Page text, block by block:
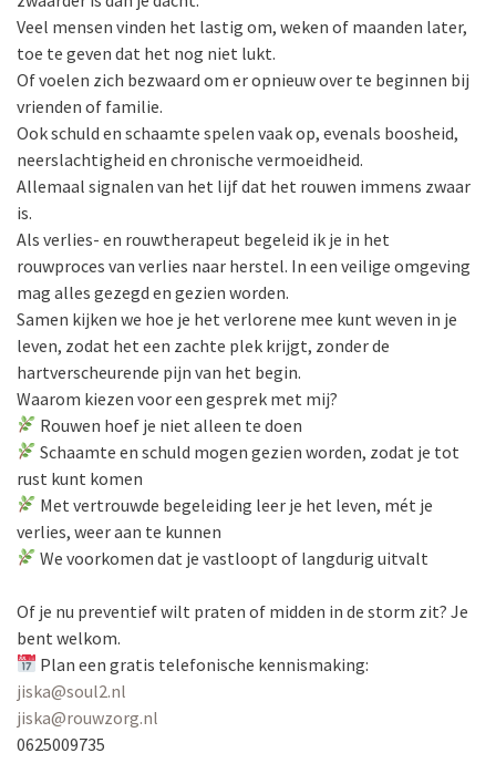
Veel mensen vinden het lastig om, weken of maanden later,
toe te geven dat het nog niet lukt.
Of voelen zich bezwaard om er opnieuw over te beginnen bij
vrienden of familie.
Ook schuld en schaamte spelen vaak op, evenals boosheid,
neerslachtigheid en chronische vermoeidheid.
Allemaal signalen van het lijf dat het rouwen immens zwaar
is.
Als verlies- en rouwtherapeut begeleid ik je in het
rouwproces van verlies naar herstel. In een veilige omgeving
mag alles gezegd en gezien worden.
Samen kijken we hoe je het verlorene mee kunt weven in je
leven, zodat het een zachte plek krijgt, zonder de
hartverscheurende pijn van het begin.
Waarom kiezen voor een gesprek met mij?
Rouwen hoef je niet alleen te doen
Schaamte en schuld mogen gezien worden, zodat je tot
rust kunt komen
Met vertrouwde begeleiding leer je het leven, mét je
verlies, weer aan te kunnen
We voorkomen dat je vastloopt of langdurig uitvalt
Of je nu preventief wilt praten of midden in de storm zit? Je
bent welkom.
Plan een gratis telefonische kennismaking:
jiska@soul2.nl
jiska@rouwzorg.nl
0625009735